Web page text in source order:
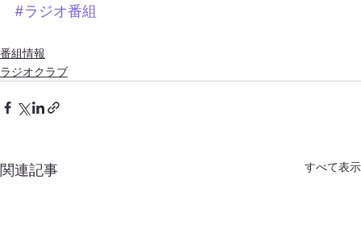
#ラジオ番組
番組情報
ラジオクラブ
関連記事 すべて表示